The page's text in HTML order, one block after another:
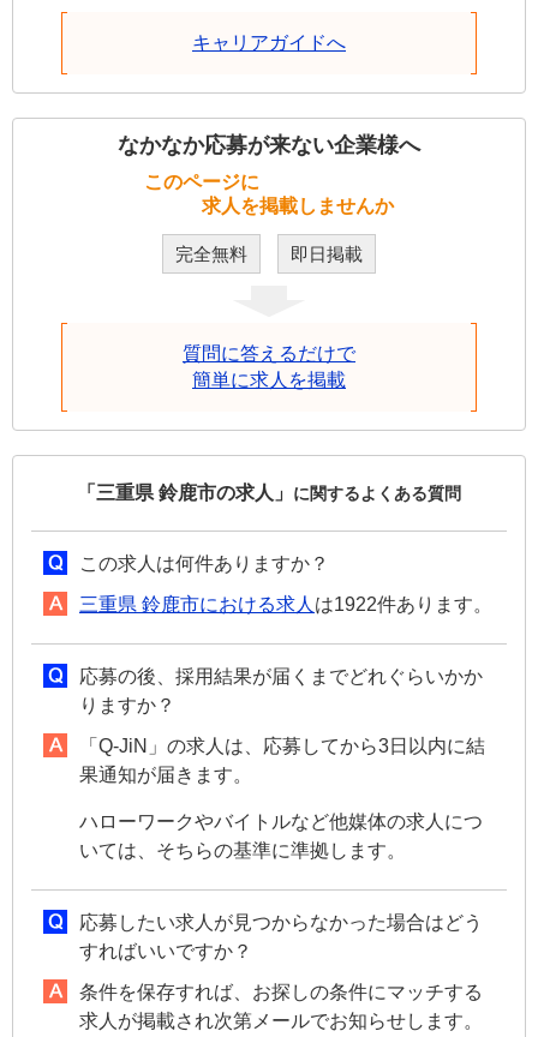
キャリアガイドへ
なかなか応募が来ない企業様へ
このページに
求人を掲載しませんか
完全無料 即日掲載
質問に答えるだけで
簡単に求人を掲載
「三重県 鈴鹿市の求人」 に関するよくある質問
この求人は何件ありますか？
三重県 鈴鹿市における求人 は1922件あります。
応募の後、採用結果が届くまでどれぐらいかか
りますか？
「Q-JiN」の求人は、応募してから3日以内に結
果通知が届きます。
ハローワークやバイトルなど他媒体の求人につ
いては、そちらの基準に準拠します。
応募したい求人が見つからなかった場合はどう
すればいいですか？
条件を保存すれば、お探しの条件にマッチする
求人が掲載され次第メールでお知らせします。